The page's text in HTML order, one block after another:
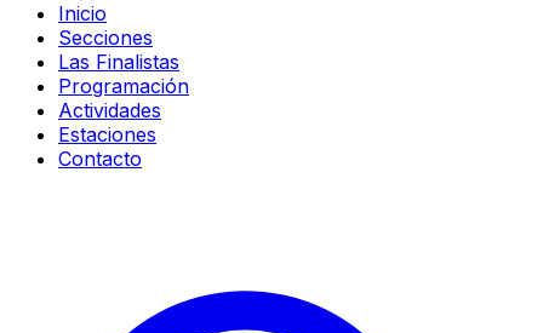
Inicio
Secciones
Las Finalistas
Programación
Actividades
Estaciones
Contacto